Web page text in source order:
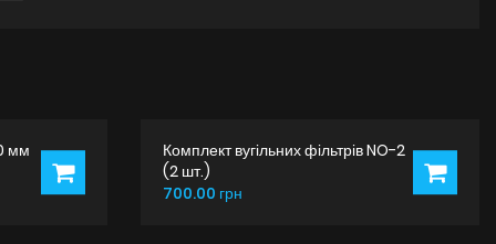
мм
Комплект вугільних фільтрів NO-2
(2 шт.)
700.00 грн